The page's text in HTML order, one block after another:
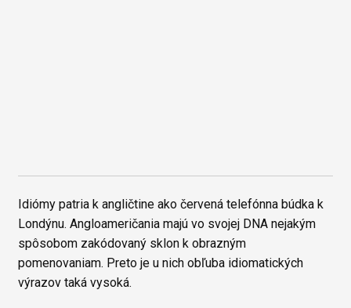
Idiómy patria k angličtine ako červená telefónna búdka k
Londýnu. Angloameričania majú vo svojej DNA nejakým
spôsobom zakódovaný sklon k obrazným
pomenovaniam. Preto je u nich obľuba idiomatických
výrazov taká vysoká.